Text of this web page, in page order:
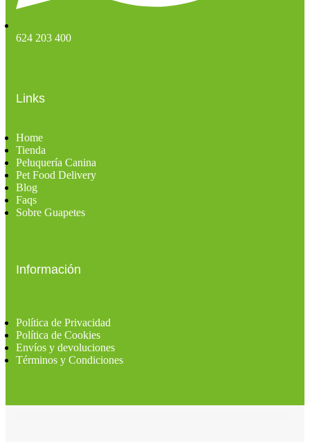
624 203 400
Links
Home
Tienda
Peluquería Canina
Pet Food Delivery
Blog
Faqs
Sobre Guapetes
Información
Política de Privacidad
Política de Cookies
Envíos y devoluciones
Términos y Condiciones